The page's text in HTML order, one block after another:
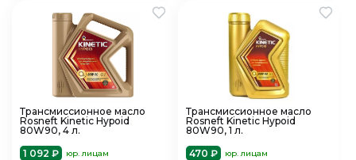
Трансмиссионное масло
Rosneft Kinetic Hypoid
80W90, 4 л.
1 092 ₽
юр. лицам
Трансмиссионное масло
Rosneft Kinetic Hypoid
80W90, 1 л.
470 ₽
юр. лицам